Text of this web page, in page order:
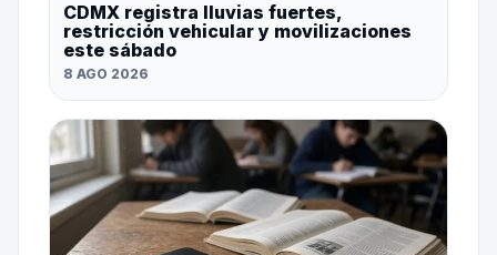
CDMX registra lluvias fuertes,
restricción vehicular y movilizaciones
este sábado
8 AGO 2026